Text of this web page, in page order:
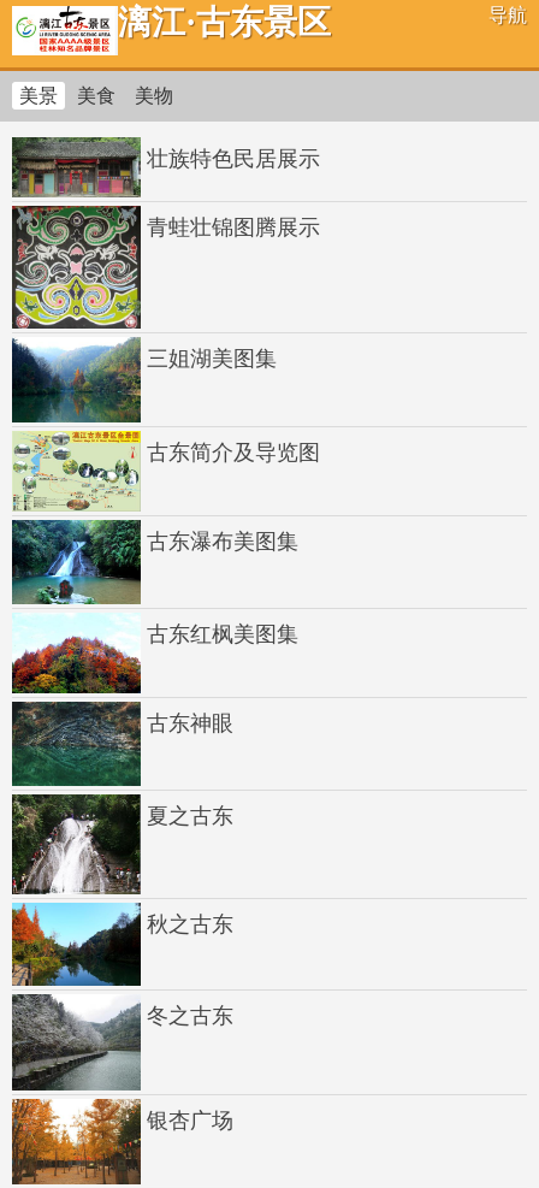
漓江·古东景区 导航
美景 美食 美物
壮族特色民居展示
青蛙壮锦图腾展示
三姐湖美图集
古东简介及导览图
古东瀑布美图集
古东红枫美图集
古东神眼
夏之古东
秋之古东
冬之古东
银杏广场